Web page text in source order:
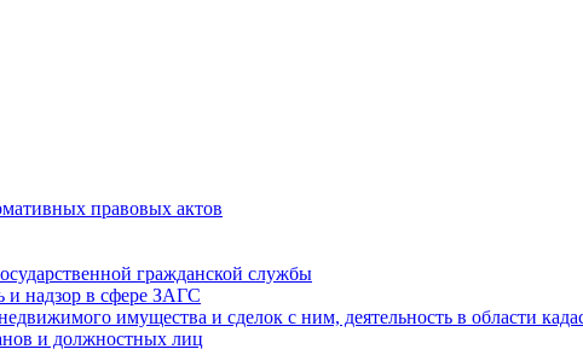
правовых актов
гражданской службы
и надзор в сфере ЗАГС
имущества и сделок с ним, деятельность в области
и должностных лиц